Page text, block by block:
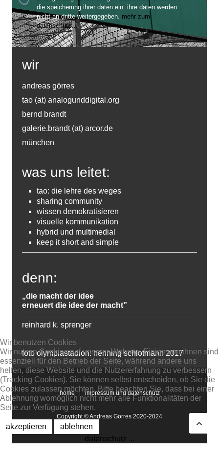
die speicherung ihrer daten ein. ihre daten werden
nicht an dritte weitergegeben. mehr zum
datenschutz…
wir
andreas görres
tao (at) analogunddigital.org
bernd brandt
galerie.brandt (at) arcor.de
münchen
was uns leitet:
tao: die lehre des weges
sharing community
wissen demokratisieren
visuelle kommunikation
hybrid und multimedial
keep it short and simple
denn:
„die macht der idee
erneuert die idee der macht”
reinhard k. sprenger
foto olympiastadion: henning schlotmann 2017
home impressum und datenschutz
Copyright © Andreas Görres 2020-2024
Wir benutzen Cookies
Wir nutzen Cookies auf unserer Website. Einige von ihnen sind
essenziell für den Betrieb der Seite, während andere uns
helfen, diese Website und die Nutzererfahrung zu verbessern
(Tracking Cookies). Sie können selbst entscheiden, ob Sie die
Cookies zulassen möchten. Bitte beachten Sie, dass bei einer
Ablehnung womöglich nicht mehr alle Funktionalitäten der
Seite zur Verfügung stehen.
akzeptieren
ablehnen
datenschutz ...